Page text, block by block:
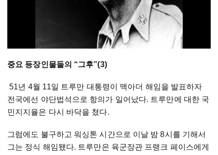
중요 등장인물들의 “그후”(3)
51년 4월 11일 트루만 대통령이 맥아더 해임을 발표하자
전국에선 야단법석으로 항의가 일어났다. 트루만에 대한 국
민지지율은 다시 바닥을 쳤다.
그럼에도 불구하고 워싱톤 시간으로 이날 밤 8시를 기해서
그는 정식 해임됐다. 트루만은 육군장관 프랭크 페이스에게